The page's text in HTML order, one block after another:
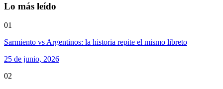
Lo más leído
01
Sarmiento vs Argentinos: la historia repite el mismo libreto
25 de junio, 2026
02